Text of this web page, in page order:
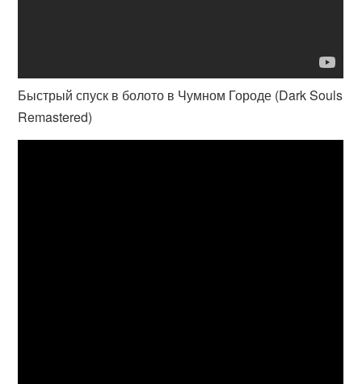
Быстрый спуск в болото в Чумном Городе (Dark Souls
Remastered)